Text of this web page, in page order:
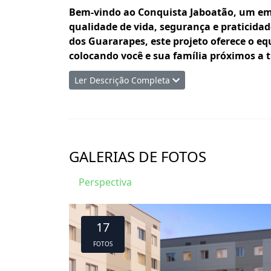
Bem-vindo ao Conquista Jaboatão, um
qualidade de vida, segurança e
dos Guararapes, este projeto oferece o
colocando você e sua família próximos
Com uma localização privilegiada, o
Área de Lazer Completa e Infraestrutura
atendem a todas as idades:
Portaria 24 horas e condomínio
Piscina para momentos de
Espaço Fitness equipado para você
Quadra poliesportiva para práticas
Ler Descrição Completa
GALERIAS DE FOTOS
Perspectiva
17
FOTOS